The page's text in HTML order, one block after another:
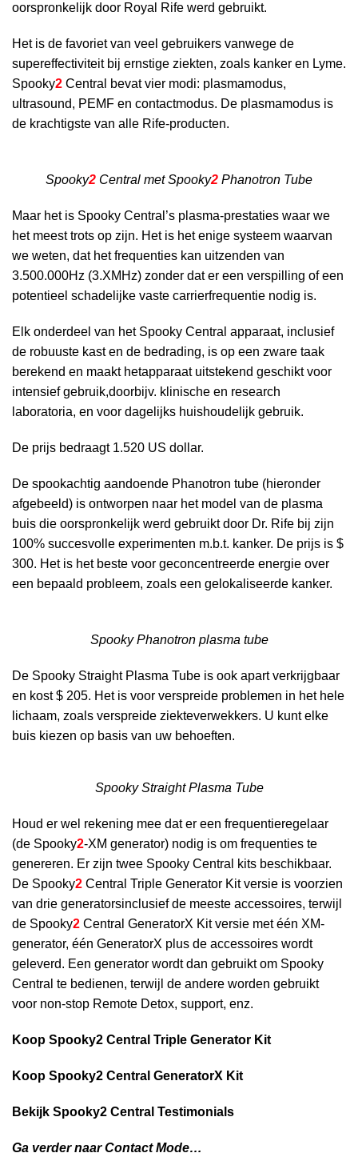
oorspronkelijk door Royal Rife werd gebruikt.
Het is de favoriet van veel gebruikers vanwege de
supereffectiviteit bij ernstige ziekten, zoals kanker en Lyme.
Spooky2 Central bevat vier modi: plasmamodus,
ultrasound, PEMF en contactmodus. De plasmamodus is
de krachtigste van alle Rife-producten.
Spooky2 Central met Spooky2 Phanotron Tube
Maar het is Spooky Central’s plasma-prestaties waar we
het meest trots op zijn. Het is het enige systeem waarvan
we weten, dat het frequenties kan uitzenden van
3.500.000Hz (3.XMHz) zonder dat er een verspilling of een
potentieel schadelijke vaste carrierfrequentie nodig is.
Elk onderdeel van het Spooky Central apparaat, inclusief
de robuuste kast en de bedrading, is op een zware taak
berekend en maakt hetapparaat uitstekend geschikt voor
intensief gebruik,doorbijv. klinische en research
laboratoria, en voor dagelijks huishoudelijk gebruik.
De prijs bedraagt 1.520 US dollar.
De spookachtig aandoende Phanotron tube (hieronder
afgebeeld) is ontworpen naar het model van de plasma
buis die oorspronkelijk werd gebruikt door Dr. Rife bij zijn
100% succesvolle experimenten m.b.t. kanker. De prijs is $
300. Het is het beste voor geconcentreerde energie over
een bepaald probleem, zoals een gelokaliseerde kanker.
Spooky Phanotron plasma tube
De Spooky Straight Plasma Tube is ook apart verkrijgbaar
en kost $ 205. Het is voor verspreide problemen in het hele
lichaam, zoals verspreide ziekteverwekkers. U kunt elke
buis kiezen op basis van uw behoeften.
Spooky Straight Plasma Tube
Houd er wel rekening mee dat er een frequentieregelaar
(de Spooky2-XM generator) nodig is om frequenties te
genereren. Er zijn twee Spooky Central kits beschikbaar.
De Spooky2 Central Triple Generator Kit versie is voorzien
van drie generatorsinclusief de meeste accessoires, terwijl
de Spooky2 Central GeneratorX Kit versie met één XM-
generator, één GeneratorX plus de accessoires wordt
geleverd. Een generator wordt dan gebruikt om Spooky
Central te bedienen, terwijl de andere worden gebruikt
voor non-stop Remote Detox, support, enz.
Koop Spooky2 Central Triple Generator Kit
Koop Spooky2 Central GeneratorX Kit
Bekijk Spooky2 Central Testimonials
Ga verder naar Contact Mode…